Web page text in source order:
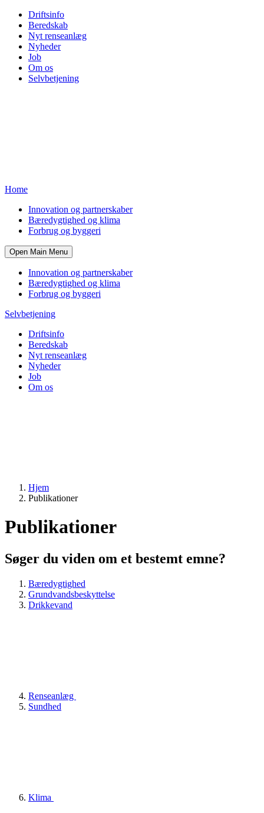
Driftsinfo
Beredskab
Nyt renseanlæg
Nyheder
Job
Om os
Selvbetjening
Home
Innovation og partnerskaber
Bæredygtighed og klima
Forbrug og byggeri
Open Main Menu
Innovation og partnerskaber
Bæredygtighed og klima
Forbrug og byggeri
Selvbetjening
Driftsinfo
Beredskab
Nyt renseanlæg
Nyheder
Job
Om os
Hjem
Publikationer
Publikationer
Søger du viden om et bestemt emne?
Bæredygtighed
Grundvandsbeskyttelse
Drikkevand
Renseanlæg
Sundhed
Klima